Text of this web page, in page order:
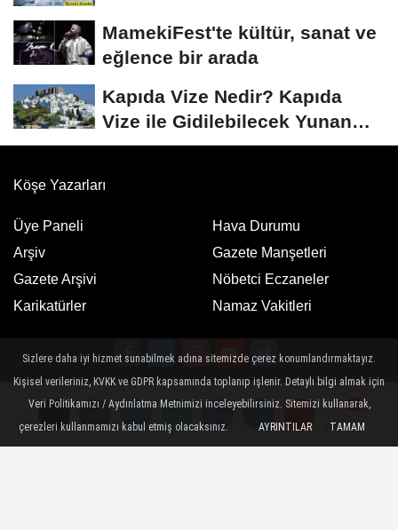
Yorumlar
Yorumlar
MamekiFest'te kültür, sanat ve
eğlence bir arada
Kapıda Vize Nedir? Kapıda
Vize ile Gidilebilecek Yunan
Adaları
Köşe Yazarları
Üye Paneli
Arşiv
Gazete Arşivi
Karikatürler
Hava Durumu
Gazete Manşetleri
Nöbetci Eczaneler
Namaz Vakitleri
Google Play
ücretsiz indirin
App Store
ücretsiz indirin
Sizlere daha iyi hizmet sunabilmek adına sitemizde çerez konumlandırmaktayız.
Kişisel verileriniz, KVKK ve GDPR kapsamında toplanıp işlenir. Detaylı bilgi almak için
Veri Politikamızı / Aydınlatma Metnimizi inceleyebilirsiniz. Sitemizi kullanarak,
çerezleri kullanmamızı kabul etmiş olacaksınız.
AYRINTILAR TAMAM